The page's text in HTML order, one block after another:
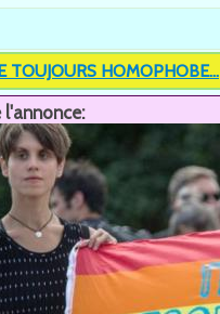
TOUJOURS HOMOPHOBE...
l'annonce: